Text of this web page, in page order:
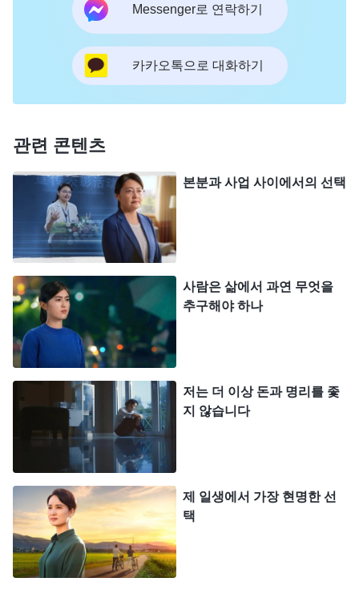
건 예전만큼 인기가 없어졌고, 장사는 해마다 나빠졌
습니다. 그러자 이래서는 안 되겠다는 생각이 들었습
니다. 당시 샀던 집과 차 모두 대출이 끼어 있어 매년
모이는 돈도 얼마 없었습니다. 돈을 좀 더 모으기 위
게에, 저는 새 가게에서 일했습니다. 매일 저희는 몹
려 잠시 눈을 붙이기도 했습니다. 남편은 심장병으로
스텐트 시술을 받아 가게에 오래 있을 수 없었지만,
그런데도 저희는 돈 벌 생각을 접지 않고 아픈 몸을
이끌고 계속 일했습니다. 그때 저는 마치 팽이처럼
쉴 새 없이 움직이며 제대로 먹지도, 자지도 못했습
니다. 가끔 이런 생각이 들었습니다. ‘사람은 왜 사는
걸까? 매일 돈 때문에 이렇게 죽어라 일하는데, 돈이
생겨 남들에게 존중받는다 한들 결국엔 죽을 테니 이
게 다 무슨 의미가 있을까?’ 저는 속으로 깊은 무력감
과 공허감을 느꼈고, ‘이런 생활이 언제쯤 끝날까?’
하는 생각을 자주 했습니다. 하지만 다른 길이 보이
지 않아 그렇게 살아갈 수밖에 없었습니다.
나중에 저는 중식당이 돈이 된다는 것을 알고 원래
하던 아침 식사 가게를 처분하고 중식당을 열 준비를
했습니다. 그런데 인테리어를 하던 중, 뜻밖에 남편
Messenger로 연락하기
카카오톡으로 대화하기
관련 콘텐츠
본분과 사업 사이에서의 선택
사람은 삶에서 과연 무엇을
추구해야 하나
저는 더 이상 돈과 명리를 좇
지 않습니다
제 일생에서 가장 현명한 선
택